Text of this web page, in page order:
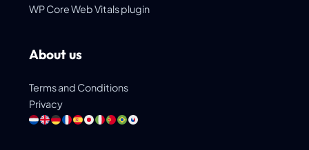
WP Core Web Vitals plugin
About us
Terms and Conditions
Privacy